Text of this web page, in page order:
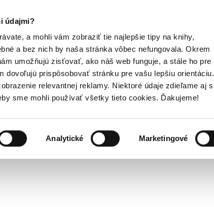
údajmi?
a mohli vám zobraziť tie najlepšie tipy na knihy,
a bez nich by naša stránka vôbec nefungovala. Okrem
umožňujú zisťovať, ako náš web funguje, a stále ho pre
dovoľujú prispôsobovať stránku pre vašu lepšiu orientáciu.
relevantnej reklamy. Niektoré údaje zdieľame aj s
sme mohli používať všetky tieto cookies. Ďakujeme!
Analytické Marketingové